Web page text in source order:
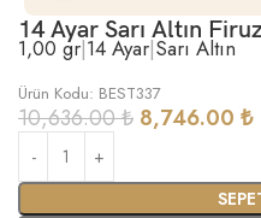
14 Ayar Sarı Altın
1,00 gr|14 Ayar|Sarı Altın
Ürün Kodu: BEST337
10,636.00₺ 8,746.00 ₺